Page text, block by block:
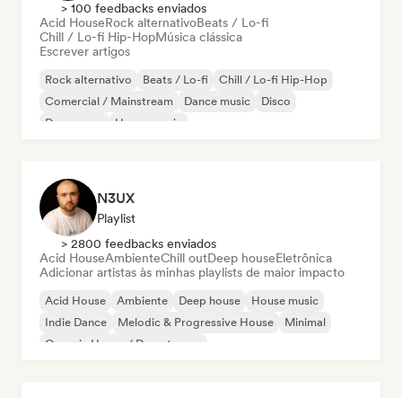
> 100 feedbacks enviados
Acid HouseRock alternativoBeats / Lo-fi
Chill / Lo-fi Hip-HopMúsica clássica
Escrever artigos
Rock alternativo Beats / Lo-fi
Chill / Lo-fi Hip-Hop
Comercial / Mainstream
Dance music
Disco
Dream pop
House music
N3UX
Playlist
> 2800 feedbacks enviados
Acid HouseAmbienteChill outDeep houseEletrônica
Adicionar artistas às minhas playlists de maior impacto
Acid House Ambiente Deep house
House music
Indie Dance
Melodic & Progressive House
Minimal
Organic House / Downtempo